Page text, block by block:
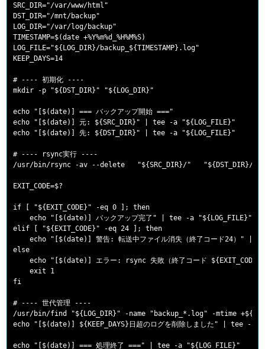
SRC_DIR="/var/www/html"
DST_DIR="/mnt/backup"
LOG_DIR="/var/log/backup"
TIMESTAMP=$(date +%Y%m%d_%H%M%S)
LOG_FILE="${LOG_DIR}/backup_${TIMESTAMP}.log"
KEEP_DAYS=14
# ---- 初期化 ----
mkdir -p "${DST_DIR}" "${LOG_DIR}"
echo "[$(date)] === バックアップ開始 ==="
echo "[$(date)] 元: ${SRC_DIR}" | tee -a "${LOG_FILE}"
echo "[$(date)] 先: ${DST_DIR}" | tee -a "${LOG_FILE}"
# ---- rsync実行 ----
/usr/bin/rsync -av --delete   "${SRC_DIR}/"   "${DST_DIR}/"
EXIT_CODE=$?
if [ "${EXIT_CODE}" -eq 0 ]; then
    echo "[$(date)] バックアップ完了" | tee -a "${LOG_FILE}"
elif [ "${EXIT_CODE}" -eq 24 ]; then
echo "[$(date)] 警告: 転送中ファイル消失（終了コード24）" |
else
echo "[$(date)] エラー: rsync 失敗（終了コード
    exit 1
fi
# ---- 世代管理 ----
/usr/bin/find "${LOG_DIR}" -name "backup_*.log" -mtime
echo "[$(date)] ${KEEP_DAYS}日超のログを削除しました" | tee -a